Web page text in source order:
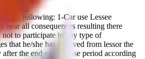
the following: 1-Car use Lessee
all consequences resulting there
not to participate in any type of
that he/she has received from lessor the
the end of the lease period according